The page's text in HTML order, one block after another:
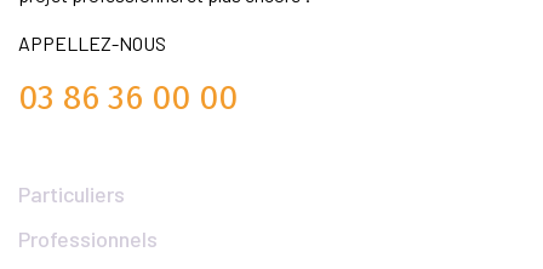
APPELLEZ-NOUS
03 86 36 00 00
Particuliers
Professionnels